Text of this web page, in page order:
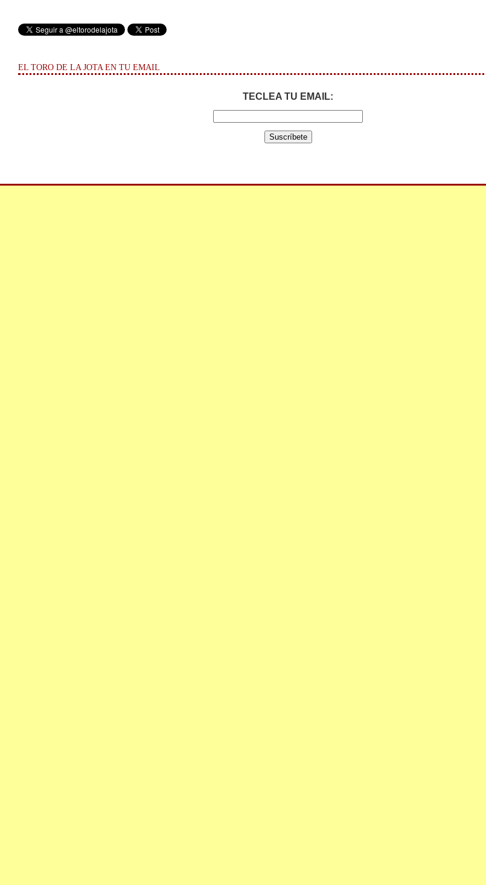
EL TORO DE LA JOTA EN TU EMAIL
TECLEA TU EMAIL: